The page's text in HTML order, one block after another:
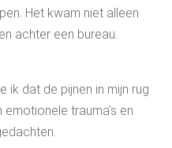
Het kwam niet alleen
achter een bureau.
ik dat de pijnen in mijn rug
emotionele trauma's en